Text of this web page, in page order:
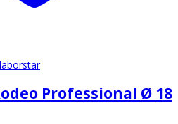
Professional Ø 18